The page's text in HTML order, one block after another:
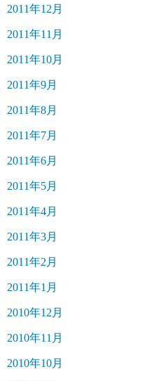
2011年12月
2011年11月
2011年10月
2011年9月
2011年8月
2011年7月
2011年6月
2011年5月
2011年4月
2011年3月
2011年2月
2011年1月
2010年12月
2010年11月
2010年10月